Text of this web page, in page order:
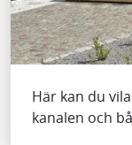
Här kan du
kanalen och